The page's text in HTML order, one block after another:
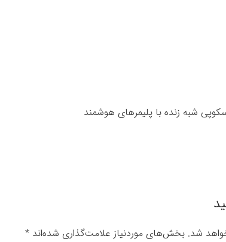
شبه زنده با پلیمرهای هوشمند
شد. بخش‌های موردنیاز علامت‌گذاری شده‌اند *